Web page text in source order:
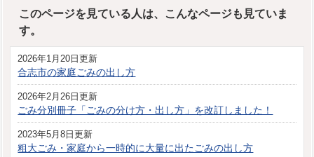
このページを見ている人は、こんなページも見ていま
す。
2026年1月20日更新
合志市の家庭ごみの出し方
2026年2月26日更新
ごみ分別冊子「ごみの分け方・出し方」を改訂しました！
2023年5月8日更新
粗大ごみ・家庭から一時的に大量に出たごみの出し方